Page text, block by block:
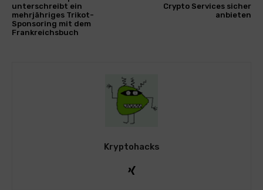
unterschreibt ein
mehrjähriges Trikot-
Sponsoring mit dem
Frankreichsbuch
Crypto Services sicher
anbieten
Kryptohacks